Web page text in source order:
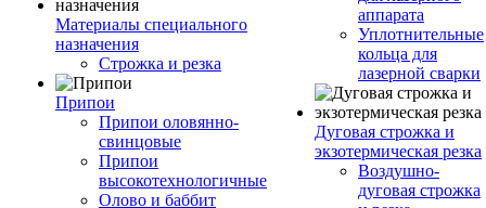
Материалы специального
назначения
Строжка и резка
Припои
Припои оловянно-
свинцовые
Припои
высокотехнологичные
Олово и баббит
аппарата
Уплотнительные
кольца для
лазерной сварки
Дуговая строжка и
экзотермическая резка
Воздушно-
дуговая строжка